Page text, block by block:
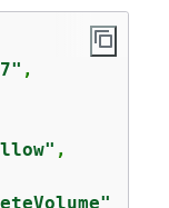
,
,